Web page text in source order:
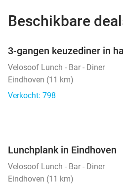
Beschikbare
3-gangen keuzediner in
Velosoof Lunch - Bar - Diner
Eindhoven (11 km)
Verkocht: 798
Lunchplank in Eindhoven
Velosoof Lunch - Bar - Diner
Eindhoven (11 km)